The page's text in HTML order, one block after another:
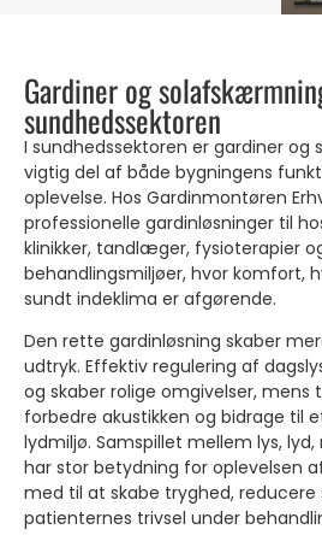
Gardiner og
sundhedssektoren
I sundhedssektoren er gardiner
vigtig del af både bygningens
oplevelse. Hos Gardinmontøren
professionelle gardinløsninger til
klinikker, tandlæger, fysioterapier
behandlingsmiljøer, hvor komfort,
sundt indeklima er afgørende.
Den rette gardinløsning skaber
udtryk. Effektiv regulering af
og skaber rolige omgivelser, mens
forbedre akustikken og bidrage til
lydmiljø. Samspillet mellem lys,
har stor betydning for oplevelsen
med til at skabe tryghed,
patienternes trivsel under